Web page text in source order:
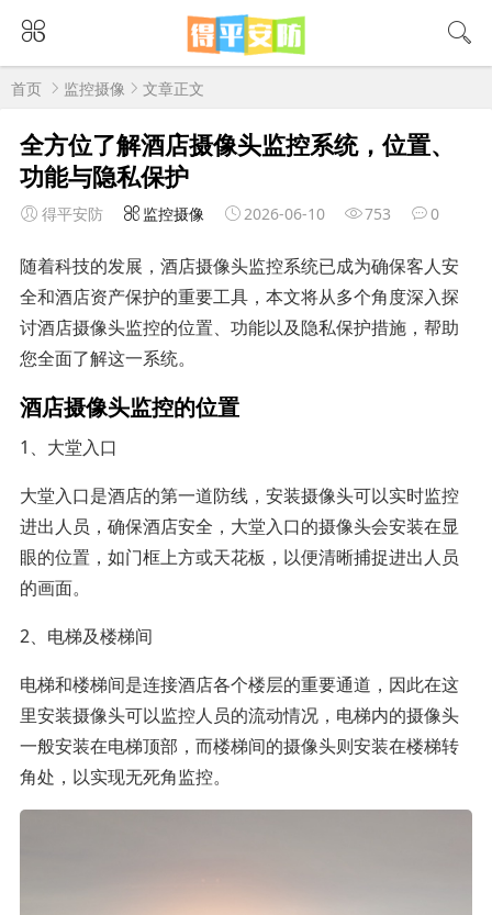
首页 监控摄像 文章正文
全方位了解酒店摄像头监控系统，位置、
功能与隐私保护
得平安防 监控摄像 2026-06-10 753 0
随着科技的发展，酒店摄像头监控系统已成为确保客人安
全和酒店资产保护的重要工具，本文将从多个角度深入探
讨酒店摄像头监控的位置、功能以及隐私保护措施，帮助
您全面了解这一系统。
酒店摄像头监控的位置
1、大堂入口
大堂入口是酒店的第一道防线，安装摄像头可以实时监控
进出人员，确保酒店安全，大堂入口的摄像头会安装在显
眼的位置，如门框上方或天花板，以便清晰捕捉进出人员
的画面。
2、电梯及楼梯间
电梯和楼梯间是连接酒店各个楼层的重要通道，因此在这
里安装摄像头可以监控人员的流动情况，电梯内的摄像头
一般安装在电梯顶部，而楼梯间的摄像头则安装在楼梯转
角处，以实现无死角监控。